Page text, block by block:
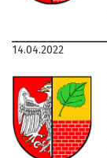
14.04.2022